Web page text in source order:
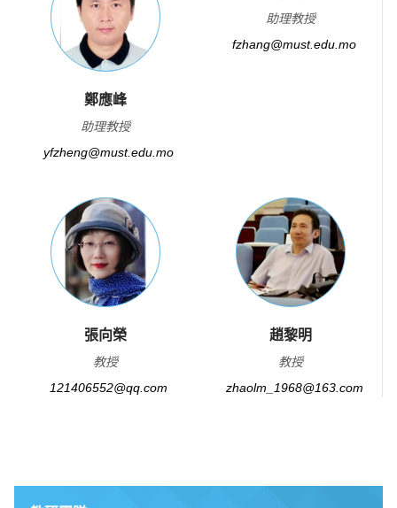
鄭應峰
助理教授
yfzheng@must.edu.mo
助理教授
fzhang@must.edu.mo
張向榮
教授
121406552@qq.com
趙黎明
教授
zhaolm_1968@163.com